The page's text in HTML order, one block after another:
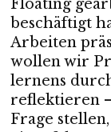
Floating
beschäftigt
Arbeiten
wollen wir
lernens
reflektieren
Frage